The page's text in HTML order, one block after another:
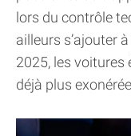
lors du contrôle
ailleurs s’ajouter
2025, les
déjà plus